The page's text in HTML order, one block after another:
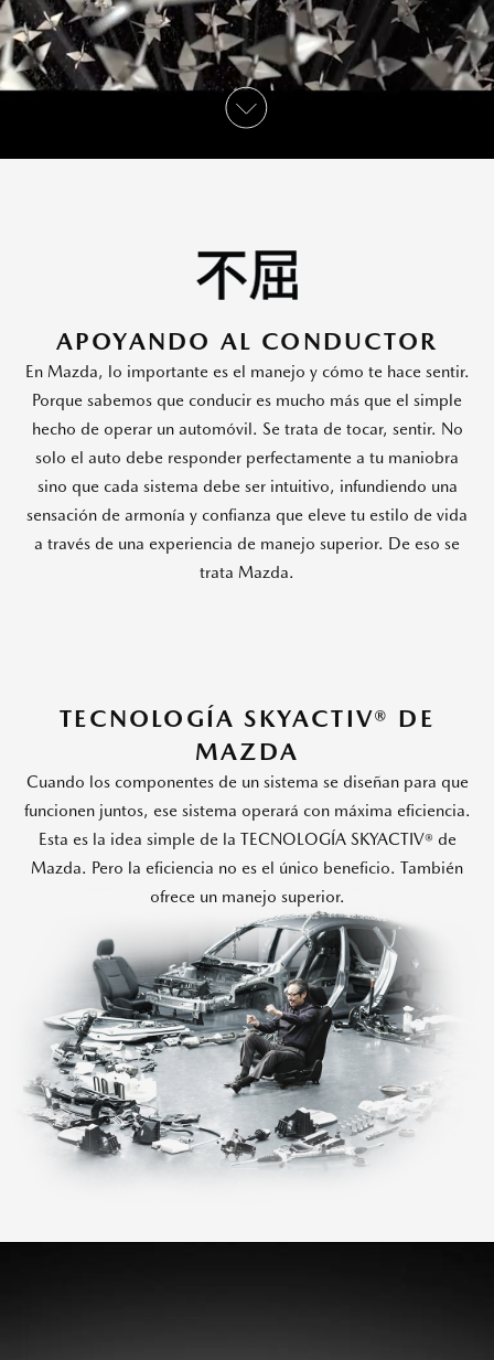
APOYANDO AL CONDUCTOR
En Mazda, lo importante es el manejo y cómo te hace sentir.
Porque sabemos que conducir es mucho más que el simple
hecho de operar un automóvil. Se trata de tocar, sentir. No
solo el auto debe responder perfectamente a tu maniobra
sino que cada sistema debe ser intuitivo, infundiendo una
sensación de armonía y confianza que eleve tu estilo de vida
a través de una experiencia de manejo superior. De eso se
trata Mazda.
TECNOLOGÍA SKYACTIV® DE
MAZDA
Cuando los componentes de un sistema se diseñan para que
funcionen juntos, ese sistema operará con máxima eficiencia.
Esta es la idea simple de la TECNOLOGÍA SKYACTIV® de
Mazda. Pero la eficiencia no es el único beneficio. También
ofrece un manejo superior.